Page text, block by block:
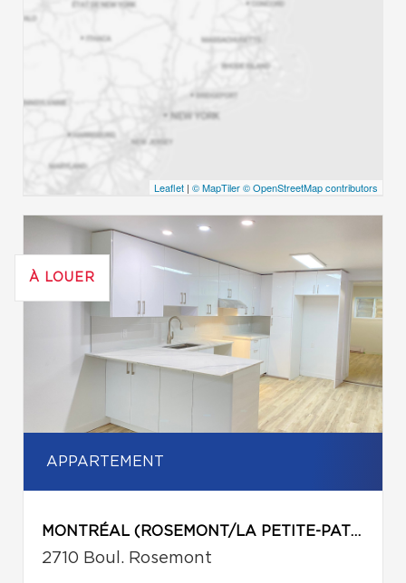
Leaflet | © MapTiler© OpenStreetMap contributors
À LOUER
APPARTEMENT
MONTRÉAL (ROSEMONT/LA PETITE-PATRIE)
2710 Boul. Rosemont